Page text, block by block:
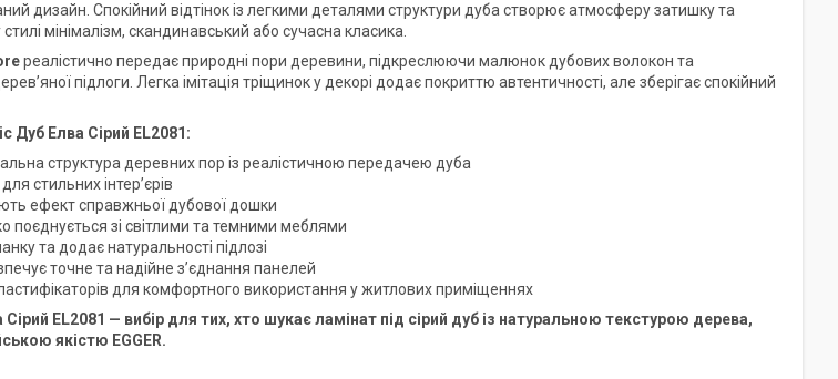
дизайн. Спокійний відтінок із легкими деталями структури дуба створює атмосферу затишку та
мінімалізм, скандинавський або сучасна класика.
реалістично передає природні пори деревини, підкреслюючи малюнок дубових волокон та
підлоги. Легка імітація тріщинок у декорі додає покриттю автентичності, але зберігає спокійний
Дуб Елва Сірий EL2081:
структура деревних пор із реалістичною передачею дуба
стильних інтер’єрів
ефект справжньої дубової дошки
поєднується зі світлими та темними меблями
та додає натуральності підлозі
точне та надійне з’єднання панелей
для комфортного використання у житлових приміщеннях
EL2081 — вибір для тих, хто шукає ламінат під сірий дуб із натуральною текстурою дерева,
якістю EGGER.